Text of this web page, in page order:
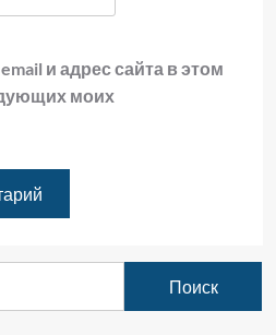
и адрес сайта в этом
моих